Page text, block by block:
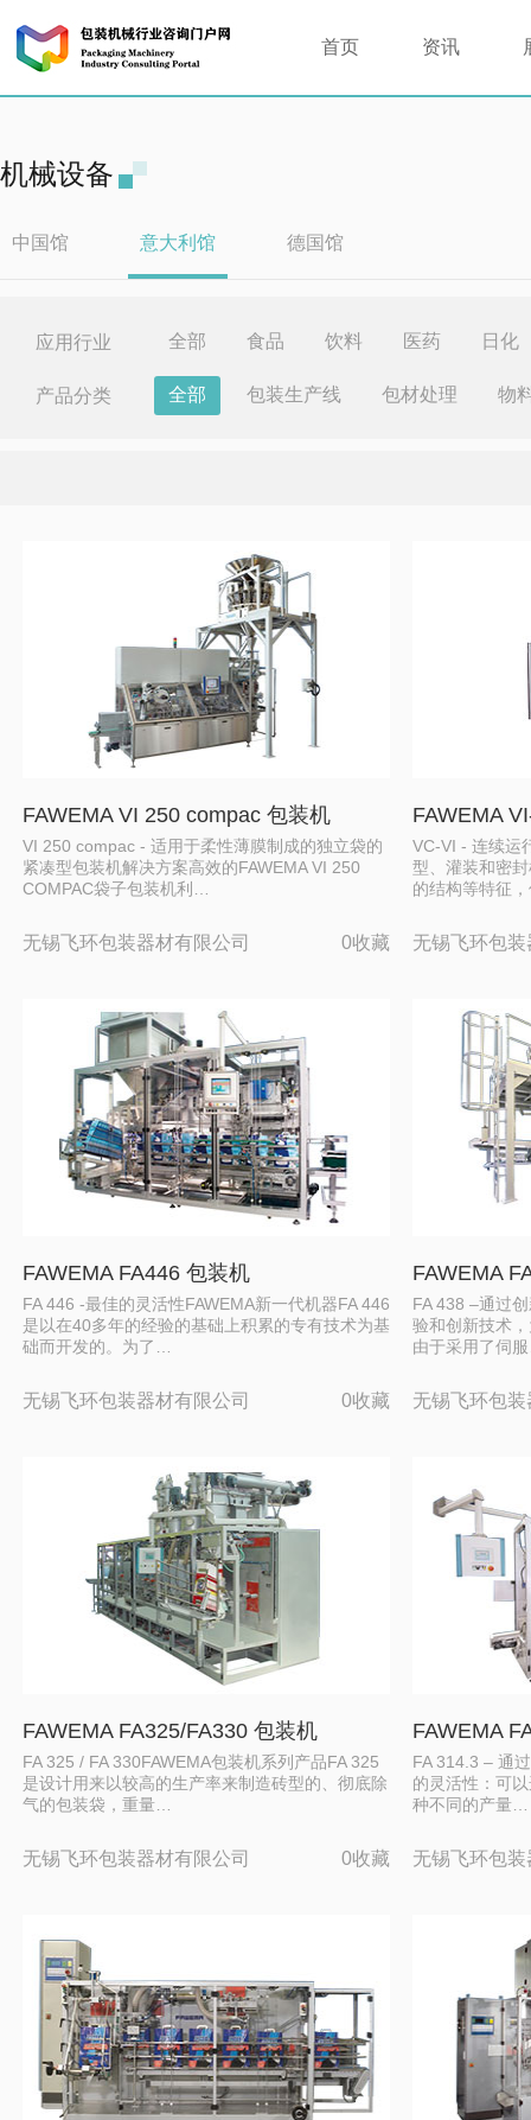
首页 资讯
机械设备
中国馆 意大利馆 德国馆
应用行业 全部 食品 饮料 医药 日化
产品分类 全部 包装生产线 包材处理 物
FAWEMA VI 250 compac 包装机
VI 250 compac - 适用于柔性薄膜制成的独立袋的
紧凑型包装机解决方案高效的FAWEMA VI 250
COMPAC袋子包装机利…
无锡飞环包装器材有限公司 0收藏
FAWEMA
VC-VI - 连续运
型、灌装和密
的结构等特征
无锡飞环包
FAWEMA FA446 包装机
FA 446 -最佳的灵活性FAWEMA新一代机器FA 446
是以在40多年的经验的基础上积累的专有技术为基
础而开发的。为了…
无锡飞环包装器材有限公司 0收藏
FAWEMA
FA 438 –通过
验和创新技术
由于采用了伺
无锡飞环包
FAWEMA FA325/FA330 包装机
FA 325 / FA 330FAWEMA包装机系列产品FA 325
是设计用来以较高的生产率来制造砖型的、彻底除
气的包装袋，重量…
无锡飞环包装器材有限公司 0收藏
FAWEMA
FA 314.3 – 通
的灵活性：可
种不同的产量…
无锡飞环包